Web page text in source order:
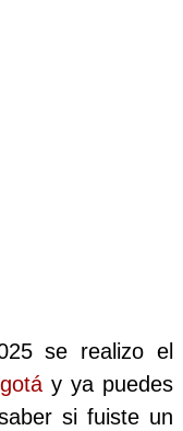
se realizo el
y ya puedes
si fuiste un